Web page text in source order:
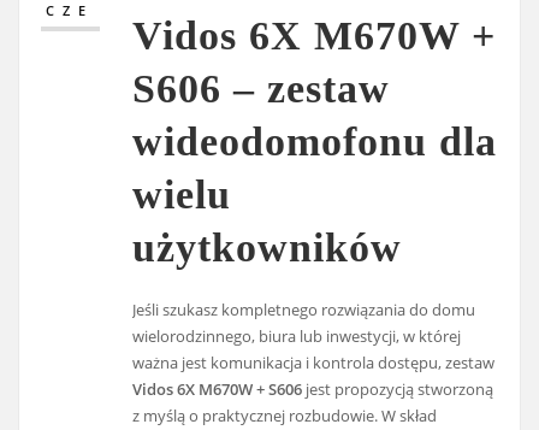
CZE
Vidos 6X M670W +
S606 – zestaw
wideodomofonu dla
wielu
użytkowników
Jeśli szukasz kompletnego rozwiązania do domu
wielorodzinnego, biura lub inwestycji, w której
ważna jest komunikacja i kontrola dostępu, zestaw
Vidos 6X M670W + S606 jest propozycją stworzoną
z myślą o praktycznej rozbudowie. W skład